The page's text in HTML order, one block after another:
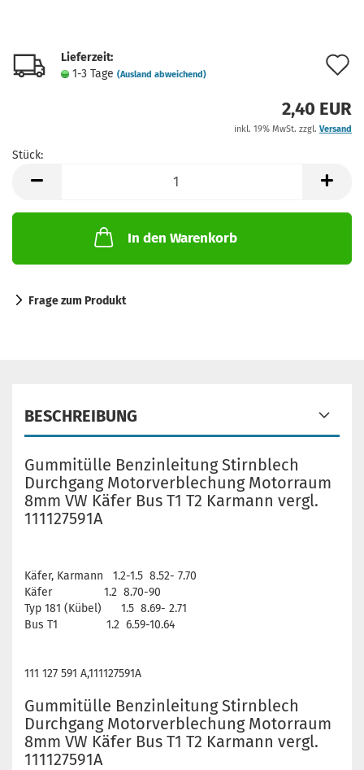
Lieferzeit:
1-3 Tage (Ausland abweichend)
2,40 EUR
inkl. 19% MwSt. zzgl. Versand
Stück:
In den Warenkorb
Frage zum Produkt
BESCHREIBUNG
Gummitülle Benzinleitung Stirnblech
Durchgang Motorverblechung Motorraum
8mm VW Käfer Bus T1 T2 Karmann vergl.
111127591A
Käfer, Karmann 1.2-1.5 8.52- 7.70
Käfer 1.2 8.70-90
Typ 181 (Kübel) 1.5 8.69- 2.71
Bus T1 1.2 6.59-10.64
111 127 591 A,111127591A
Gummitülle Benzinleitung Stirnblech
Durchgang Motorverblechung Motorraum
8mm VW Käfer Bus T1 T2 Karmann vergl.
111127591A